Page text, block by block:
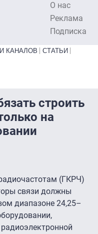
О нас
Реклама
Подписка
КАНАЛОВ
СТАТЬИ
строить
на
(ГКРЧ)
связи должны
диапазоне 24,25–